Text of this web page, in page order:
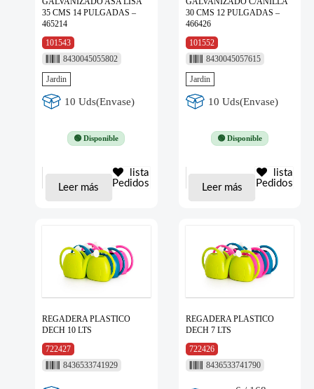
35 CMS 14 PULGADAS –
465214
101543
8430045055802
Jardin
10 Uds(Envase)
🟢 Disponible
Leer más
lista
Pedidos
30 CMS 12 PULGADAS –
466426
101552
8430045057615
Jardin
10 Uds(Envase)
🟢 Disponible
Leer más
lista
Pedidos
REGADERA PLASTICO
DECH 10 LTS
722427
8436533741929
REGADERA PLASTICO
DECH 7 LTS
722426
8436533741790